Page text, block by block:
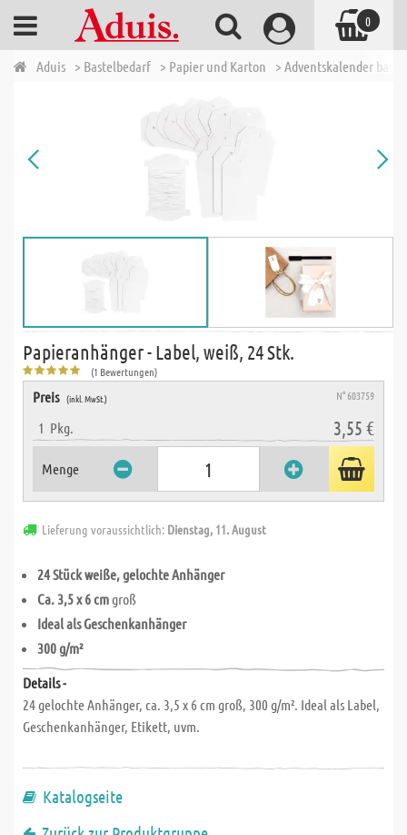
Aduis > Bastelbedarf > Papier und Karton > Adventskalender
Papieranhänger - Label, weiß, 24 Stk.
(1 Bewertungen)
Preis (inkl. MwSt.) N° 603759
1 Pkg. 3,55 €
Menge
Lieferung voraussichtlich: Dienstag, 11. August
24 Stück weiße, gelochte Anhänger
Ca. 3,5 x 6 cmgroß
Ideal als Geschenkanhänger
300 g/m²
Details -
24 gelochte Anhänger, ca. 3,5 x 6 cm groß, 300 g/m². Ideal als Label,
Geschenkanhänger, Etikett, uvm.
Katalogseite
0